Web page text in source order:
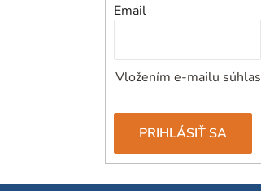
Email
Vložením e-mailu
PRIHLÁSIŤ SA